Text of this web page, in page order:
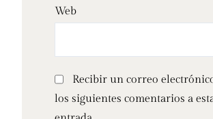
Web
Recibir un correo
los siguientes comentarios a